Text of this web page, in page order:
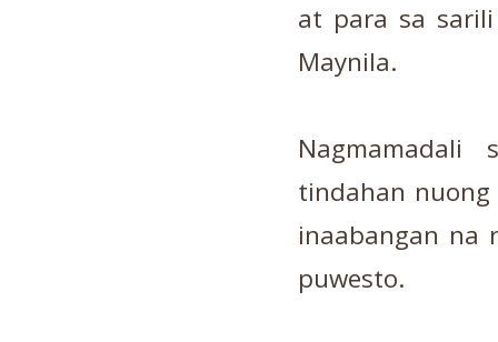
at para sa
Maynila.
tindahan
inaabangan na
puwesto.